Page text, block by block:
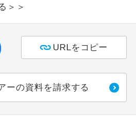
＞＞
URLをコピー
ーの資料を請求する